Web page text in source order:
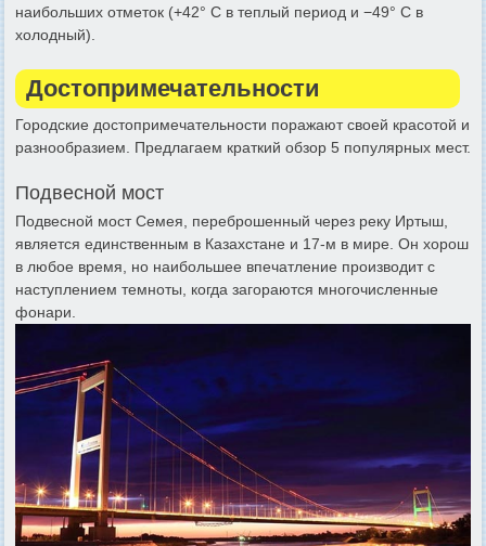
наибольших отметок (+42° С в теплый период и −49° С в
холодный).
Достопримечательности
Городские достопримечательности поражают своей красотой и
разнообразием. Предлагаем краткий обзор 5 популярных мест.
Подвесной мост
Подвесной мост Семея, переброшенный через реку Иртыш,
является единственным в Казахстане и 17-м в мире. Он хорош
в любое время, но наибольшее впечатление производит с
наступлением темноты, когда загораются многочисленные
фонари.